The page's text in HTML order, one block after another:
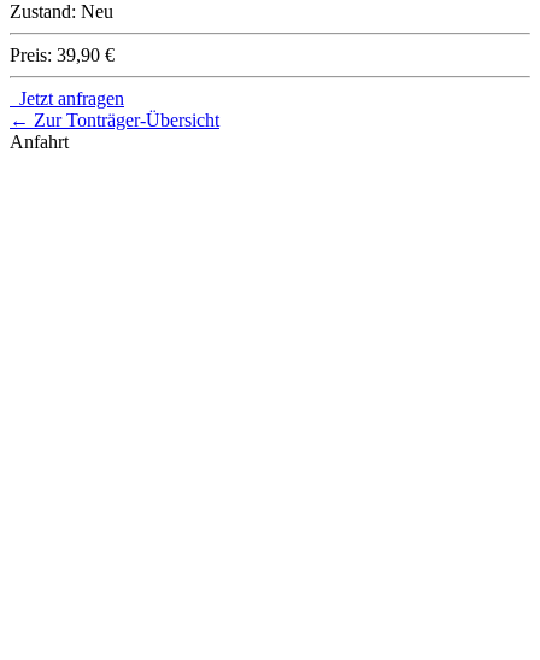
Zustand: Neu
Preis: 39,90 €
Jetzt anfragen
← Zur Tonträger-Übersicht
Anfahrt